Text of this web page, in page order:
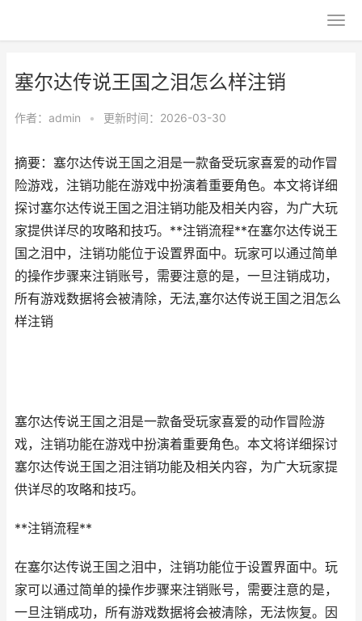
塞尔达传说王国之泪怎么样注销
作者： admin • 更新时间：2026-03-30
摘要：塞尔达传说王国之泪是一款备受玩家喜爱的动作冒
险游戏，注销功能在游戏中扮演着重要角色。本文将详细
探讨塞尔达传说王国之泪注销功能及相关内容，为广大玩
家提供详尽的攻略和技巧。**注销流程**在塞尔达传说王
国之泪中，注销功能位于设置界面中。玩家可以通过简单
的操作步骤来注销账号，需要注意的是，一旦注销成功，
所有游戏数据将会被清除，无法,塞尔达传说王国之泪怎么
样注销
塞尔达传说王国之泪是一款备受玩家喜爱的动作冒险游
戏，注销功能在游戏中扮演着重要角色。本文将详细探讨
塞尔达传说王国之泪注销功能及相关内容，为广大玩家提
供详尽的攻略和技巧。
**注销流程**
在塞尔达传说王国之泪中，注销功能位于设置界面中。玩
家可以通过简单的操作步骤来注销账号，需要注意的是，
一旦注销成功，所有游戏数据将会被清除，无法恢复。因